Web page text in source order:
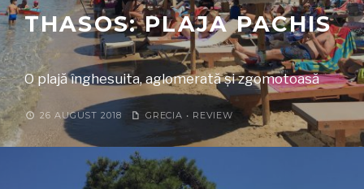
THASOS: PLAJA PACHIS
O plajă înghesuita, aglomerată și zgomotoasă
26 AUGUST 2018 GRECIA • REVIEW